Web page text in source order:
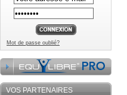
Mot de passe oublié?
VOS PARTENAIRES